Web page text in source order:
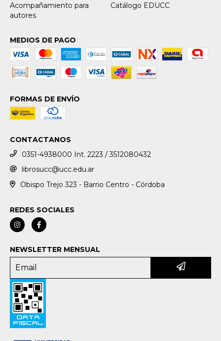
Acompañamiento para
autores
Catálogo EDUCC
MEDIOS DE PAGO
FORMAS DE ENVÍO
CONTACTANOS
0351-4938000 Int. 2223 / 3512080432
librosucc@ucc.edu.ar
Obispo Trejo 323 - Barrio Centro - Córdoba
REDES SOCIALES
NEWSLETTER MENSUAL